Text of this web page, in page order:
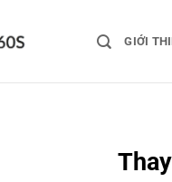
GIỚI